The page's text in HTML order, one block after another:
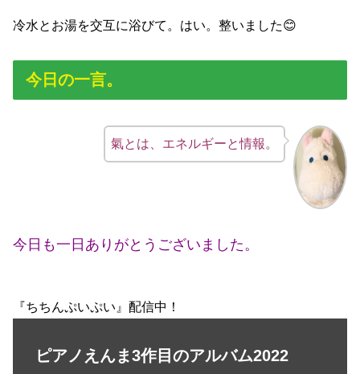
冷水とお湯を交互に浴びて。はい。整いました😊
今日の一言。
氣とは、エネルギーと情報。
今日も一日ありがとうございました。
『ちちんぷいぷい』配信中！
ピアノえんま3作目のアルバム2022